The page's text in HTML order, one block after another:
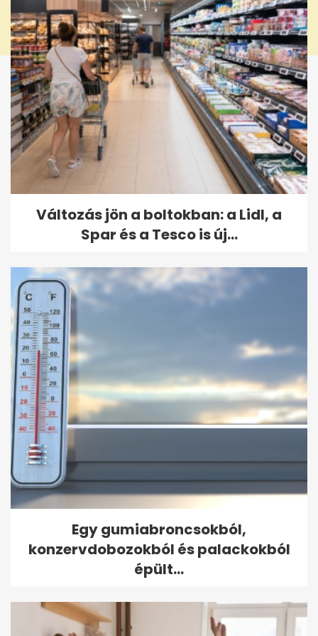
Változás jön a boltokban: a Lidl, a
Spar és a Tesco is új...
Egy gumiabroncsokból,
konzervdobozokból és palackokból
épült...